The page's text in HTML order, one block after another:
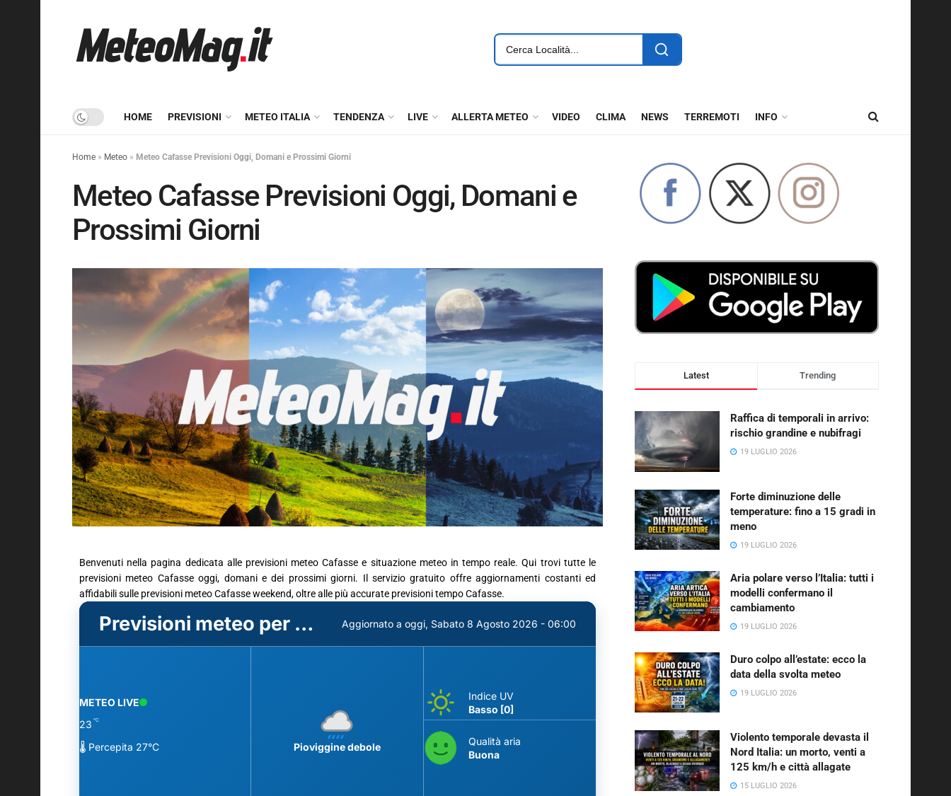
HOME PREVISIONI METEO ITALIA TENDENZA LIVE ALLERTA METEO VIDEO CLIMA NEWS TERREMOTI INFO
Home » Meteo » Meteo Cafasse Previsioni Oggi, Domani e Prossimi Giorni
Meteo Cafasse Previsioni Oggi, Domani e
Prossimi Giorni
Benvenuti nella pagina dedicata alle previsioni meteo Cafasse e situazione meteo in tempo reale. Qui trovi tutte le
previsioni meteo Cafasse oggi, domani e dei prossimi giorni. Il servizio gratuito offre aggiornamenti costanti ed
affidabili sulle previsioni meteo Cafasse weekend, oltre alle più accurate previsioni tempo Cafasse.
Previsioni meteo per Cafasse (TO) Aggiornato a oggi, Sabato 8 Agosto 2026 - 06:00
METEO LIVE
23 °C
🌡️ Percepita 27°C Pioviggine debole
Indice UV
Basso [0]
Qualità aria
Buona
Latest Trending
Raffica di temporali in arrivo:
rischio grandine e nubifragi
19 LUGLIO 2026
Forte diminuzione delle
temperature: fino a 15 gradi in
meno
19 LUGLIO 2026
Aria polare verso l’Italia: tutti i
modelli confermano il
cambiamento
19 LUGLIO 2026
Duro colpo all’estate: ecco la
data della svolta meteo
19 LUGLIO 2026
Violento temporale devasta il
Nord Italia: un morto, venti a
125 km/h e città allagate
15 LUGLIO 2026